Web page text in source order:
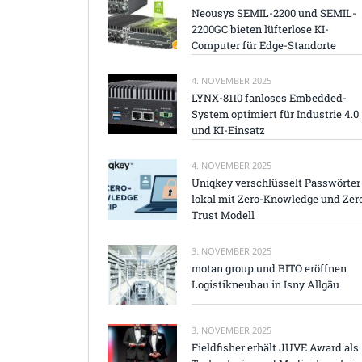
Neousys SEMIL-2200 und SEMIL-
2200GC bieten lüfterlose KI-
Computer für Edge-Standorte
4. NOVEMBER 2025
LYNX-8110 fanloses Embedded-
System optimiert für Industrie 4.0
und KI-Einsatz
4. NOVEMBER 2025
Uniqkey verschlüsselt Passwörter
lokal mit Zero-Knowledge und
Trust Modell
3. NOVEMBER 2025
motan group und BITO eröffnen
Logistikneubau in Isny Allgäu
3. NOVEMBER 2025
Fieldfisher erhält JUVE Award als